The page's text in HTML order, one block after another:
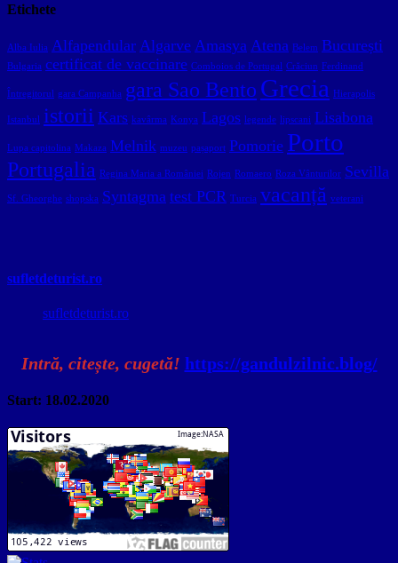
Etichete
Alba Iulia Alfapendular Algarve Amasya Atena Belem București
Bulgaria certificat de vaccinare Comboios de Portugal Crăciun Ferdinand
Întregitorul gara Campanha gara Sao Bento Grecia Hierapolis
Istanbul istorii Kars kavârma Konya Lagos legende lipscani Lisabona
Lupa capitolina Makaza Melnik muzeu pașaport Pomorie Porto
Portugalia Regina Maria a României Rojen Romaero Roza Vânturilor Sevilla
Sf. Gheorghe shopska Syntagma test PCR Turcia vacanță veterani
sufletdeturist.ro
sufletdeturist.ro
Intră, citește, cugetă! https://gandulzilnic.blog/
Start: 18.02.2020